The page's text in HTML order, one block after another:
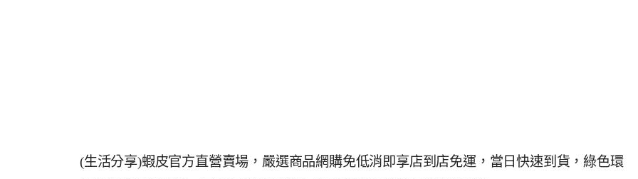
(生活分享)蝦皮官方直營賣場，嚴選商品網購免低消即享店到店免運，當日快速到貨，綠色環